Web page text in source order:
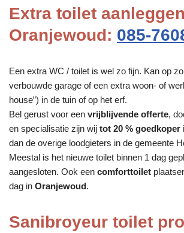
Extra toilet
Oranjewoud: 085-
Een extra WC / toilet is wel zo fijn. Kan op
verbouwde garage of een extra woon- of
house”) in de tuin of op het erf.
Bel gerust voor een vrijblijvende offerte,
en specialisatie zijn wij tot 20 % goedkoper
dan de overige loodgieters in de gemeente
Meestal is het nieuwe toilet binnen 1 dag
aangesloten. Ook een comforttoilet
dag in Oranjewoud.
Sanibroyeur toilet